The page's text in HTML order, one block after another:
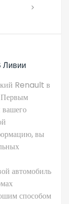
Ливии
Renault в
Первым
вашего
вы
автомобиль
способом